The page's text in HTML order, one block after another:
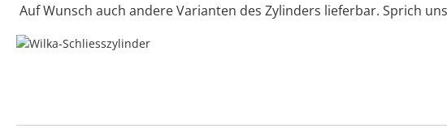
Auf Wunsch auch andere Varianten des Zylinders lieferbar. Sprich